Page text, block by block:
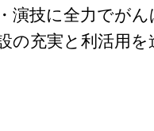
演技に全力でが
の充実と利活用